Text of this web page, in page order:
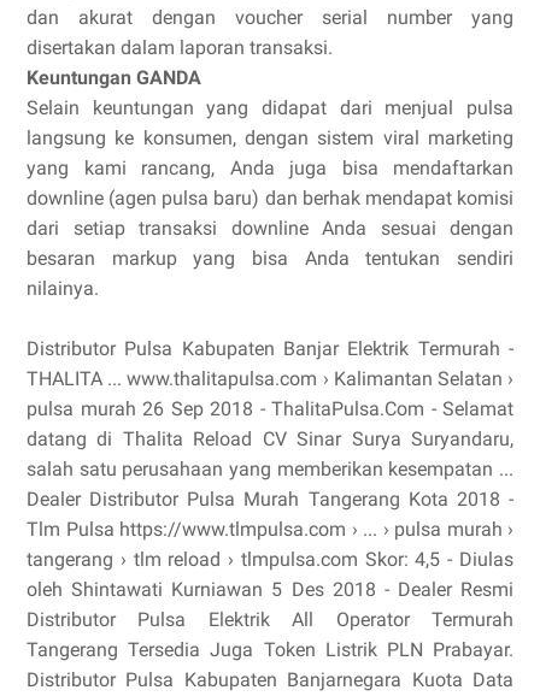
dan akurat dengan voucher serial number yang
disertakan dalam laporan transaksi.
Keuntungan GANDA
Selain keuntungan yang didapat dari menjual pulsa
langsung ke konsumen, dengan sistem viral marketing
yang kami rancang, Anda juga bisa mendaftarkan
downline (agen pulsa baru) dan berhak mendapat komisi
dari setiap transaksi downline Anda sesuai dengan
besaran markup yang bisa Anda tentukan sendiri
nilainya.
Distributor Pulsa Kabupaten Banjar Elektrik Termurah -
THALITA ... www.thalitapulsa.com › Kalimantan Selatan ›
pulsa murah 26 Sep 2018 - ThalitaPulsa.Com - Selamat
datang di Thalita Reload CV Sinar Surya Suryandaru,
salah satu perusahaan yang memberikan kesempatan ...
Dealer Distributor Pulsa Murah Tangerang Kota 2018 -
Tlm Pulsa https://www.tlmpulsa.com › ... › pulsa murah ›
tangerang › tlm reload › tlmpulsa.com Skor: 4,5 - ‎Diulas
oleh Shintawati Kurniawan 5 Des 2018 - Dealer Resmi
Distributor Pulsa Elektrik All Operator Termurah
Tangerang Tersedia Juga Token Listrik PLN Prabayar.
Distributor Pulsa Kabupaten Banjarnegara Kuota Data